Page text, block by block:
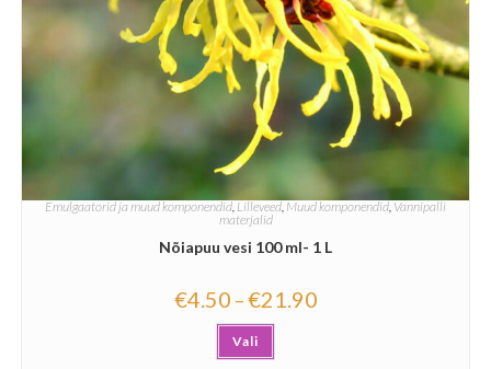
Emulgaatorid ja muud komponendid,Lilleveed,Muud komponendid,Vannipalli
materjalid
Nõiapuu vesi 100 ml- 1 L
€4.50 –€21.90
Vali